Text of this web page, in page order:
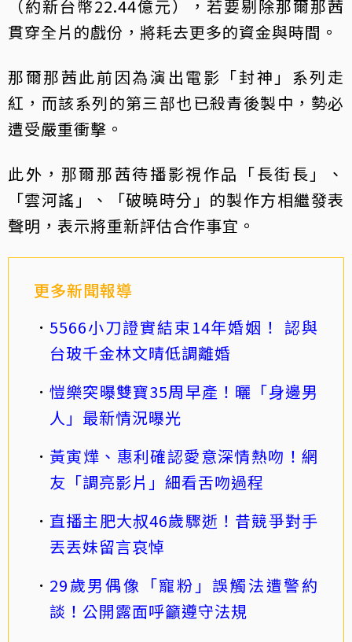
（約新台幣22.44億元），若要剔除那爾那茜
貫穿全片的戲份，將耗去更多的資金與時間。
那爾那茜此前因為演出電影「封神」系列走
紅，而該系列的第三部也已殺青後製中，勢必
遭受嚴重衝擊。
此外，那爾那茜待播影視作品「長街長」、
「雲河謠」、「破曉時分」的製作方相繼發表
聲明，表示將重新評估合作事宜。
更多新聞報導
5566小刀證實結束14年婚姻！ 認與
台玻千金林文晴低調離婚
愷樂突曝雙寶35周早產！曬「身邊男
人」最新情況曝光
黃寅燁、惠利確認愛意深情熱吻！網
友「調亮影片」細看舌吻過程
直播主肥大叔46歲驟逝！昔競爭對手
丟丟妹留言哀悼
29歲男偶像「寵粉」誤觸法遭警約
談！公開露面呼籲遵守法規